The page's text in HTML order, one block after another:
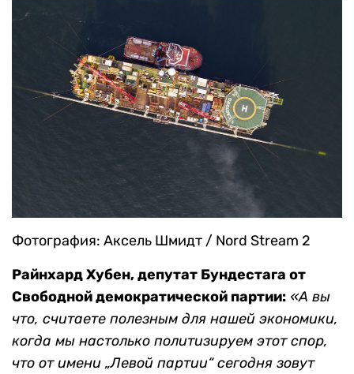
Фотография: Аксель Шмидт / Nord Stream 2
Райнхард Хубен, депутат Бундестага от
Свободной демократической партии: «А вы
что, считаете полезным для нашей экономики,
когда мы настолько политизируем этот спор,
что от имени „Левой партии“ сегодня зовут